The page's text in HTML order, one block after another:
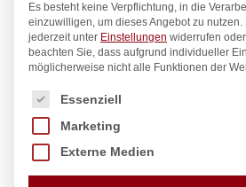
Es besteht keine Verpflichtung, in die
einzuwilligen, um dieses Angebot zu nutzen.
jederzeit unter Einstellungen widerrufen
beachten Sie, dass aufgrund individueller
möglicherweise nicht alle Funktionen der
Es folgt eine Liste der Service-
Essenziell
Marketing
Externe Medien